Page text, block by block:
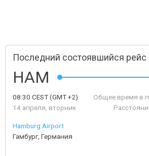
Последний состоявшийся рейс
HAM
08:30 CEST(GMT +2)
14 апреля, вторник
Общее время в
Hamburg Airport
Гамбург, Германия